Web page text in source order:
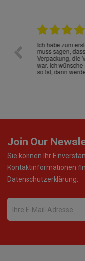
Ich habe zum
muss sagen,
Verpackung, die
war. Ich wünsche
so ist, dann
Join Our
Sie können Ihr
Kontaktinformationen
Datenschutzerklärung.